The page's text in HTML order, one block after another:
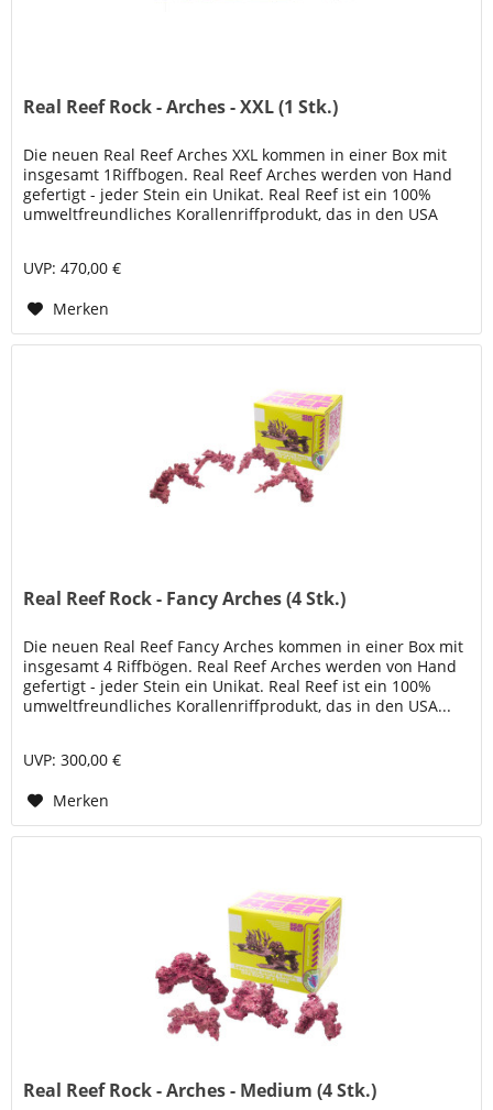
Real Reef Rock - Arches - XXL (1 Stk.)
Die neuen Real Reef Arches XXL kommen in einer Box mit
insgesamt 1Riffbogen. Real Reef Arches werden von Hand
gefertigt - jeder Stein ein Unikat. Real Reef ist ein 100%
umweltfreundliches Korallenriffprodukt, das in den USA
UVP: 470,00 €
Merken
Real Reef Rock - Fancy Arches (4 Stk.)
Die neuen Real Reef Fancy Arches kommen in einer Box mit
insgesamt 4 Riffbögen. Real Reef Arches werden von Hand
gefertigt - jeder Stein ein Unikat. Real Reef ist ein 100%
umweltfreundliches Korallenriffprodukt, das in den USA...
UVP: 300,00 €
Merken
Real Reef Rock - Arches - Medium (4 Stk.)